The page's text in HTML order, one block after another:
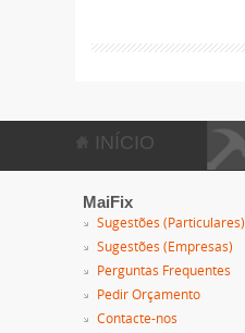
INÍCIO
MaiFix
Sugestões (Particulares)
Sugestões (Empresas)
Perguntas Frequentes
Pedir Orçamento
Contacte-nos